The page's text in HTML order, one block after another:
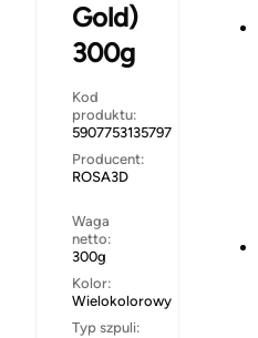
Gold)
300g
Kod
produktu:
5907753135797
Producent:
ROSA3D
Waga
netto:
300g
Kolor:
Wielokolorowy
Typ szpuli: